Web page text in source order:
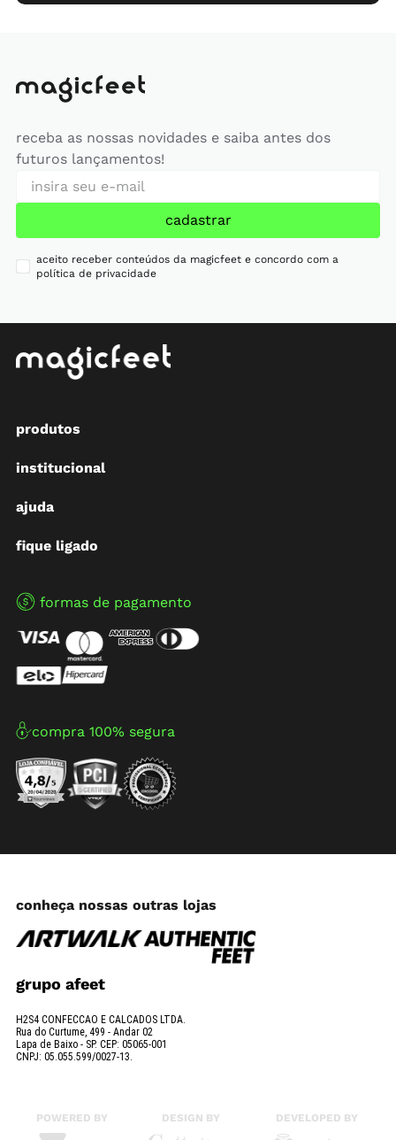
receba as nossas novidades e saiba antes dos
futuros lançamentos!
cadastrar
aceito receber conteúdos da magicfeet e concordo com a
política de privacidade
produtos
institucional
ajuda
fique ligado
formas de pagamento
compra 100% segura
conheça nossas outras lojas
grupo afeet
H2S4 CONFECCAO E CALCADOS LTDA.
Rua do Curtume, 499 - Andar 02
Lapa de Baixo - SP. CEP: 05065-001
CNPJ: 05.055.599/0027-13.
POWERED BY DESIGN BY DEVELOPED BY